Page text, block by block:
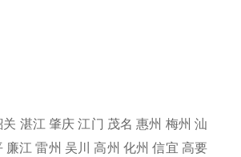
湛江 肇庆 江门 茂名 惠州 梅州 汕
江 雷州 吴川 高州 化州 信宜 高要